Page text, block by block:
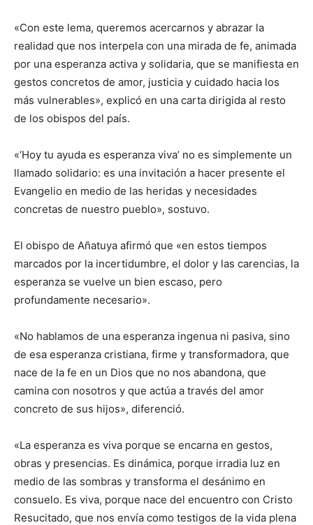
«Con este lema, queremos acercarnos y abrazar la
realidad que nos interpela con una mirada de fe, animada
por una esperanza activa y solidaria, que se manifiesta en
gestos concretos de amor, justicia y cuidado hacia los
más vulnerables», explicó en una carta dirigida al resto
de los obispos del país.
«‘Hoy tu ayuda es esperanza viva’ no es simplemente un
llamado solidario: es una invitación a hacer presente el
Evangelio en medio de las heridas y necesidades
concretas de nuestro pueblo», sostuvo.
El obispo de Añatuya afirmó que «en estos tiempos
marcados por la incertidumbre, el dolor y las carencias, la
esperanza se vuelve un bien escaso, pero
profundamente necesario».
«No hablamos de una esperanza ingenua ni pasiva, sino
de esa esperanza cristiana, firme y transformadora, que
nace de la fe en un Dios que no nos abandona, que
camina con nosotros y que actúa a través del amor
concreto de sus hijos», diferenció.
«La esperanza es viva porque se encarna en gestos,
obras y presencias. Es dinámica, porque irradia luz en
medio de las sombras y transforma el desánimo en
consuelo. Es viva, porque nace del encuentro con Cristo
Resucitado, que nos envía como testigos de la vida plena